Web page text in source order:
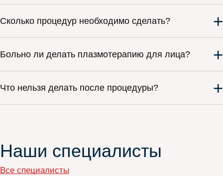
Сколько процедур необходимо сделать? +
Больно ли делать плазмотерапию для лица? +
Что нельзя делать после процедуры? +
Наши специалисты
Все специалисты